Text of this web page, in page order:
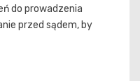
do prowadzenia
przed sądem, by